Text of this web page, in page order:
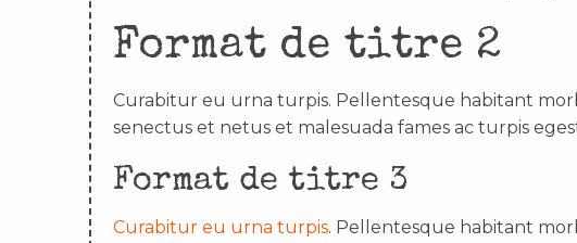
Format de titre 2
Curabitur eu urna turpis. Pellentesque habitant
senectus et netus et malesuada fames ac turpis
Format de titre 3
Curabitur eu urna turpis. Pellentesque habitant